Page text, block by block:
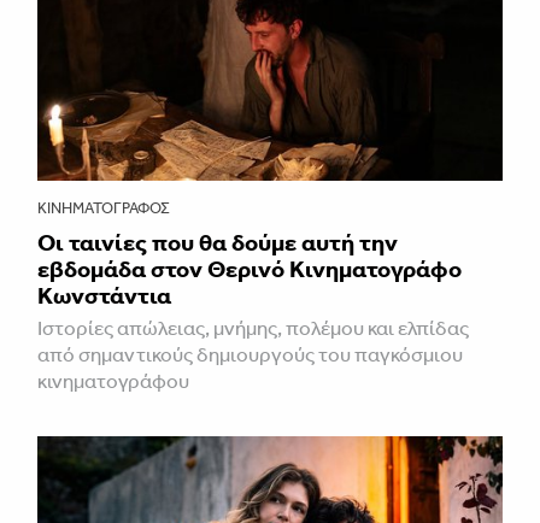
ΚΙΝΗΜΑΤΟΓΡΆΦΟΣ
Οι ταινίες που θα δούμε αυτή την
εβδομάδα στον Θερινό Κινηματογράφο
Κωνστάντια
Ιστορίες απώλειας, μνήμης, πολέμου και ελπίδας
από σημαντικούς δημιουργούς του παγκόσμιου
κινηματογράφου